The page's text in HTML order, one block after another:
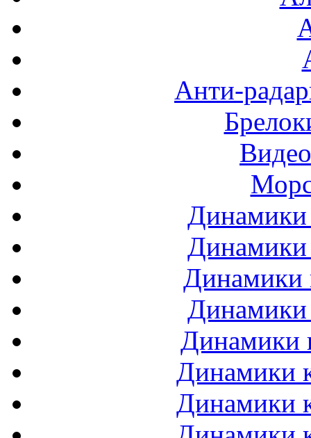
Анти-
Динамики
Динамики
Динамики
Динамики
Динамики
Динамики
Динамики